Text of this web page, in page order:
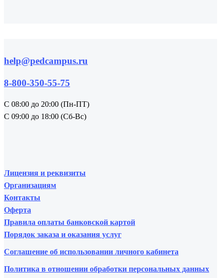
help@pedcampus.ru
8-800-350-55-75
С 08:00 до 20:00 (Пн-ПТ)
С 09:00 до 18:00 (Сб-Вс)
Лицензия и реквизиты
Организациям
Контакты
Оферта
Правила оплаты банковской картой
Порядок заказа и оказания услуг
Соглашение об использовании личного кабинета
Политика в отношении обработки персональных данных